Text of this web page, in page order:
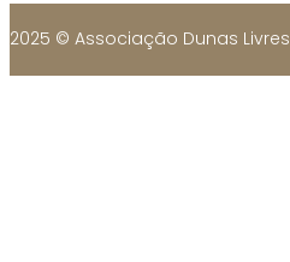
2025 © Associação Dunas Livres